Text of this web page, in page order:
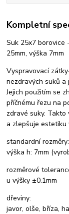
Kompletní
Suk 25x7 borovice
25mm, výška 7mm
Vyspravovací
nezdravých suků a
Jejich použitím se
příčnému řezu na
zdravé suky.
a zlepšuje estetiku
standardní
výška h: 7mm
rozměrové
u výšky ±0.1mm
dřeviny: smrk,
javor, olše, bříza,